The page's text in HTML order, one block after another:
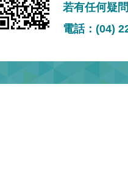
若有任何疑
電話：(04)